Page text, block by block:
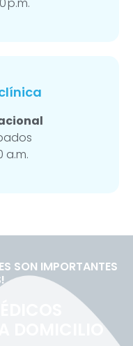
p.m.
a.m.
SON IMPORTANTES
DOMICILIO